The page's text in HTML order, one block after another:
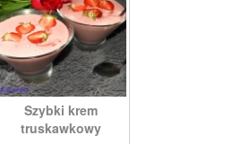
Szybki krem
truskawkowy